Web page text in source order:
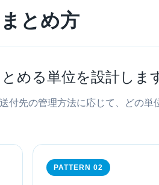
とめ方
める単位を設計しま
付先の管理方法に応じて、どの
PATTERN 02